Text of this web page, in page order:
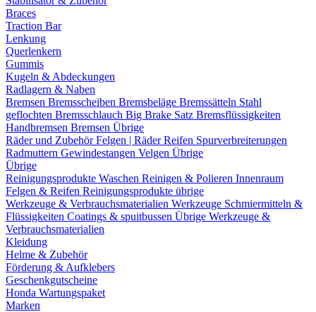
Braces
Traction Bar
Lenkung
Querlenkern
Gummis
Kugeln & Abdeckungen
Radlagern & Naben
Bremsen Bremsscheiben Bremsbeläge Bremssätteln Stahl
geflochten Bremsschlauch Big Brake Satz Bremsflüssigkeiten
Handbremsen Bremsen Übrige
Räder und ZubehörFelgen | RäderReifen Spurverbreiterungen
Radmuttern Gewindestangen Velgen Übrige
Übrige
Reinigungsprodukte Waschen Reinigen & Polieren Innenraum
Felgen & Reifen Reinigungsprodukte übrige
Werkzeuge & Verbrauchsmaterialien Werkzeuge Schmiermitteln &
Flüssigkeiten Coatings & spuitbussen Übrige Werkzeuge &
Verbrauchsmaterialien
Kleidung
Helme & Zubehör
Förderung & Aufklebers
Geschenkgutscheine
Honda Wartungspaket
Marken